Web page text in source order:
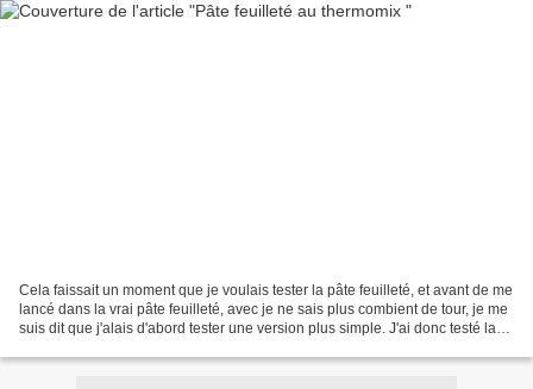
Cela faissait un moment que je voulais tester la pâte feuilleté, et avant de me
lancé dans la vrai pâte feuilleté, avec je ne sais plus combient de tour, je me
suis dit que j'alais d'abord tester une version plus simple. J'ai donc testé la